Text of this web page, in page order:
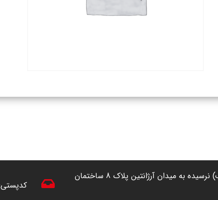
آدرس: تهران ، خیابان آفریقا (شمال به جنوب) نرسیده به میدان آرژانتین پلاک 8 ساختمان